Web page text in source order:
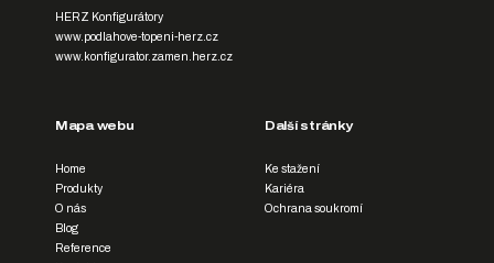
HERZ Konfigurátory
www.podlahove-topeni-herz.cz
www.konfigurator.zamen.herz.cz
Mapa webu
Home
Produkty
O nás
Blog
Reference
Další stránky
Ke stažení
Kariéra
Ochrana soukromí